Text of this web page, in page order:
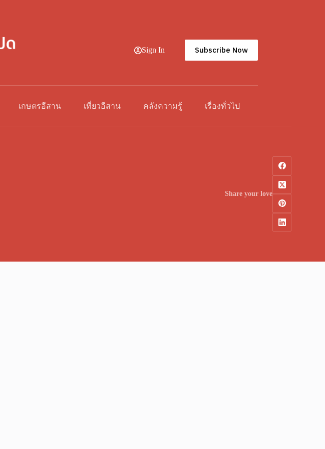
Sign In Subscribe Now
เกษตรอีสาน เที่ยวอีสาน คลังความรู้ เรื่องทั่วไป
Share your love